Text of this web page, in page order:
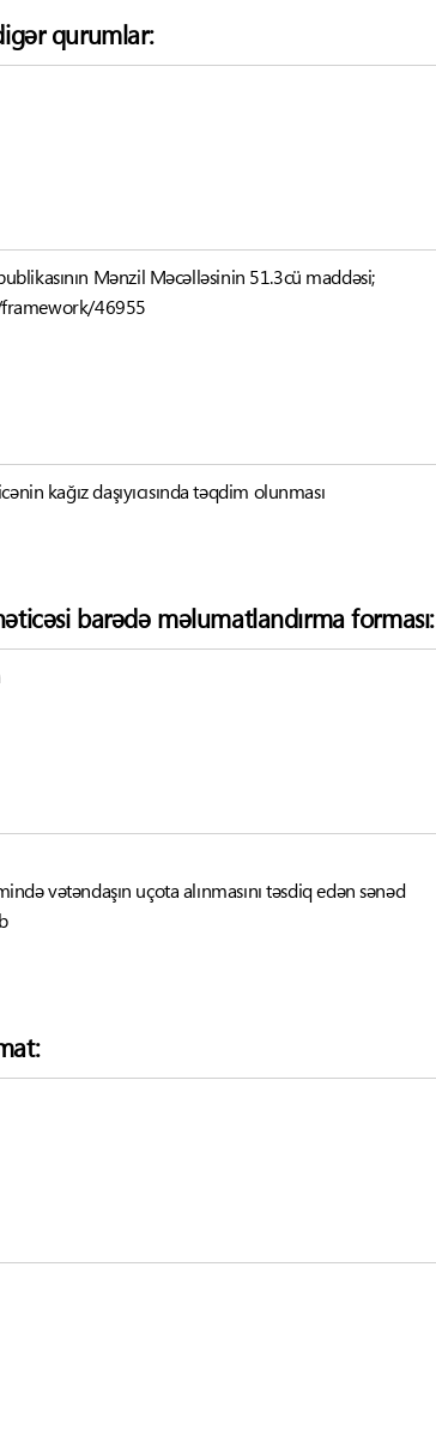
qurumlar:
Mənzil Məcəlləsinin 51.3cü maddəsi;
46955
kağız daşıyıcısında təqdim olunması
barədə məlumatlandırma forması:
vətəndaşın uçota alınmasını təsdiq edən sənəd